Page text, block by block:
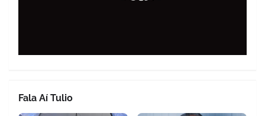
Fala Aí Tulio